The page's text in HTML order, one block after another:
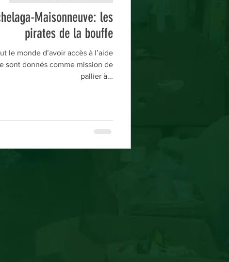
Maisonneuve: les
pirates de la bouffe
le monde d’avoir accès à l’aide
sont donnés comme mission de
pallier à...